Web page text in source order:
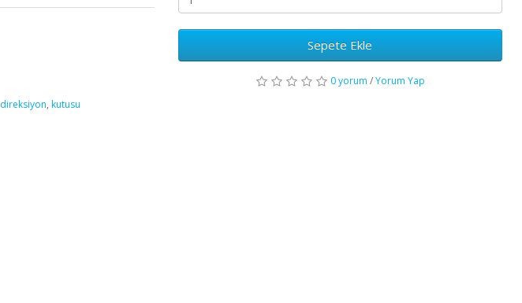
Sepete Ekle
0 yorum /Yorum Yap
direksiyon, kutusu